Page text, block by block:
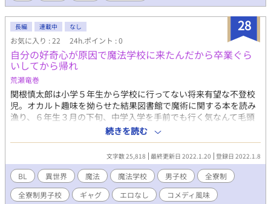
28
長編 連載中 なし
お気に入り : 22 24h.ポイント : 0
自分の好奇心が原因で魔法学校に来たんだから卒業ぐら
いしてから帰れ
荒瀬竜巻
関根慎太郎は小学５年生から学校に行ってない将来有望な不登校
児。オカルト趣味を拗らせた結果図書館で魔術に関する本を読み
漁り、６年生３月の下旬、中学入学を手前でも行く気なんて毛頭
なかった。 しかしその日は違う、週一で行っていた図書館に知ら
ない本棚があったのだ。不気味だと思い素通りしようとしたが、
ふと虹色に光る本を見つけてしまう。何かに吸い寄せられるよう
にその本棚へ向かい、気がつけばその書物を手に取ってしまう。
好奇心は猫をも殺すと言うべきか、最も光っていたおそらく光源
である最後のページの宝石に触れてしまう。そしたら……なんか
男しかいない魔法学校に来てました！ 猫の学園長の陰謀によって
続きを読む
文字数 25,818 最終更新日 2022.1.20 登録日 2022.1.8
BL 異世界 魔法 魔法学校 男子校
全寮制
全寮制男子校
ギャグ エロなし コメディ風味